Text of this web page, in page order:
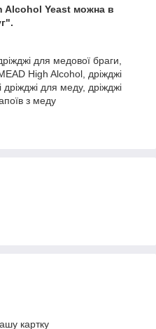
Alcohol Yeast можна в
для медової браги,
High Alcohol, дріжджі
для меду, дріжджі
з меду
картку